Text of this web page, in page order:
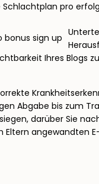
Schlachtplan pro
Ihres Blogs
Abgabe bis zum
darüber Sie
Eltern angewandten